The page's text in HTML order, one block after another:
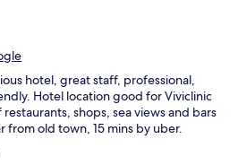
hotel, great staff, professional,
Hotel location good for Viviclinic
shops, sea views and bars
from old town, 15 mins by uber.